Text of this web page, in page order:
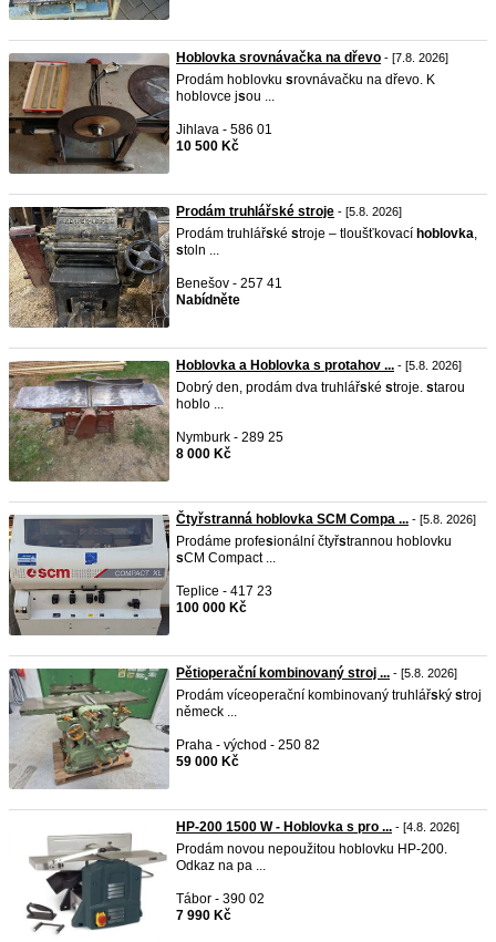
Hoblovka srovnávačka na dřevo - [7.8. 2026]
Prodám hoblovku srovnávačku na dřevo. K
hoblovce jsou ...
Jihlava - 586 01
10 500 Kč
Prodám truhlářské stroje - [5.8. 2026]
Prodám truhlářské stroje – tloušťkovací hoblovka,
stoln ...
Benešov - 257 41
Nabídněte
Hoblovka a Hoblovka s protahov ... - [5.8. 2026]
Dobrý den, prodám dva truhlářské stroje. starou
hoblo ...
Nymburk - 289 25
8 000 Kč
Čtyřstranná hoblovka SCM Compa ... - [5.8. 2026]
Prodáme profesionální čtyřstrannou hoblovku
sCM Compact ...
Teplice - 417 23
100 000 Kč
Pětioperační kombinovaný stroj ... - [5.8. 2026]
Prodám víceoperační kombinovaný truhlářský stroj
německ ...
Praha - východ - 250 82
59 000 Kč
HP-200 1500 W - Hoblovka s pro ... - [4.8. 2026]
Prodám novou nepoužitou hoblovku HP-200.
Odkaz na pa ...
Tábor - 390 02
7 990 Kč